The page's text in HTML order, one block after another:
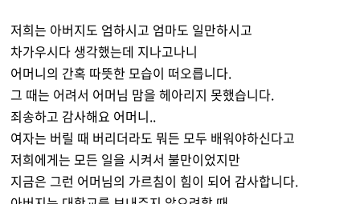
저희는 아버지도 엄하시고 엄마도 일만하시고
차가우시다 생각했는데 지나고나니
어머니의 간혹 따뜻한 모습이 떠오릅니다.
그 때는 어려서 어머님 맘을 헤아리지 못했습니다.
죄송하고 감사해요 어머니..
여자는 버릴 때 버리더라도 뭐든 모두 배워야하신다고
저희에게는 모든 일을 시켜서 불만이었지만
지금은 그런 어머님의 가르침이 힘이 되어 감사합니다.